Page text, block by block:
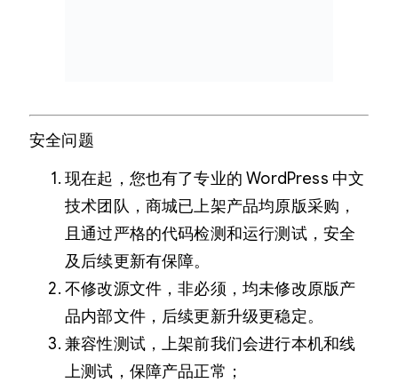
安全问题
现在起，您也有了专业的 WordPress 中文
技术团队，商城已上架产品均原版采购，
且通过严格的代码检测和运行测试，安全
及后续更新有保障。
不修改源文件，非必须，均未修改原版产
品内部文件，后续更新升级更稳定。
兼容性测试，上架前我们会进行本机和线
上测试，保障产品正常；